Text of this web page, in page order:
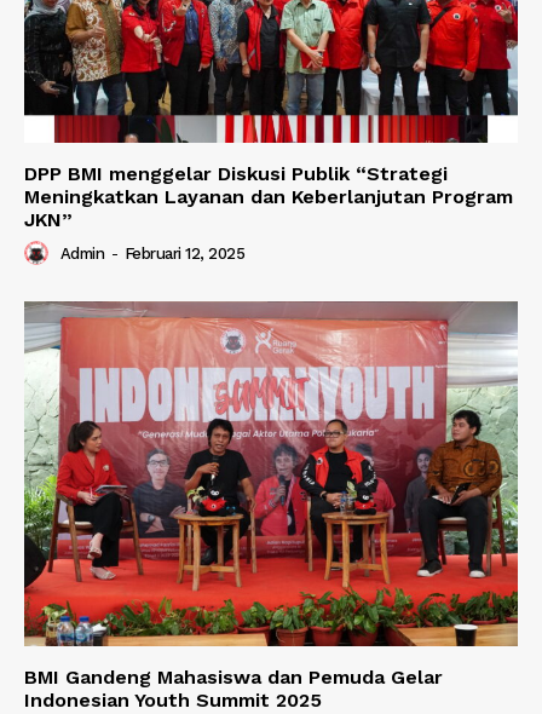
DPP BMI menggelar Diskusi Publik “Strategi
Meningkatkan Layanan dan Keberlanjutan Program
JKN”
Admin - Februari 12, 2025
BMI Gandeng Mahasiswa dan Pemuda Gelar
Indonesian Youth Summit 2025